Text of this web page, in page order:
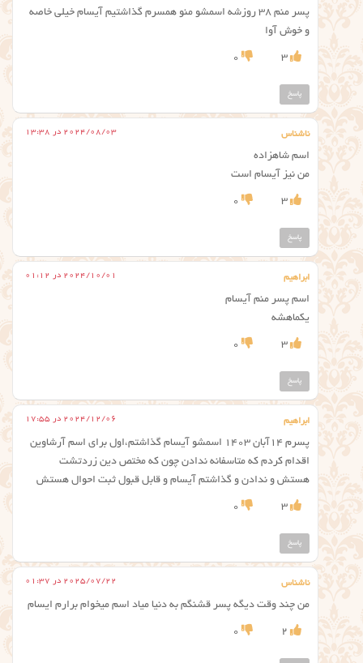
پسر منم ۳۸ روزشه اسمشو منو همسرم گذاشتیم آیسام خیلی خاصه
و خوش آوا
3
0
پاسخ
ناشناس 2024/08/03 در 13:38
اسم شاهزاده
من نیز آیسام است
3
0
پاسخ
ابراهیم 2024/10/01 در 01:12
اسم پسر منم آیسام
یکماهشه
3
0
پاسخ
ابراهیم 2024/12/06 در 17:55
پسرم ۱۴آبان ۱۴۰۳ اسمشو آیسام گذاشتم،اول برای اسم آرشاوین
اقدام کردم که متاسفانه ندادن چون که مختص دین زردتشت
هستش و ندادن و گذاشتم آیسام و قابل قبول ثبت احوال هستش
3
0
پاسخ
ناشناس 2025/07/22 در 01:37
من چند وقت دیگه پسر قشنگم به دنیا میاد اسم میخوام برارم ایسام
2
0